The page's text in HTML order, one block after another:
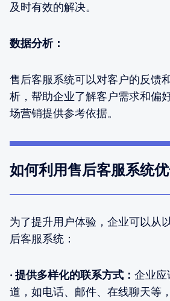
及时有效的解决。
数据分析：
售后客服系统可以对客户的反馈
析，帮助企业了解客户需求和偏
场营销提供参考依据。
如何利用售后客服系统
为了提升用户体验，企业可以从
后客服系统：
· 提供多样化的联系方式： 企业应
道，如电话、邮件、在线聊天等